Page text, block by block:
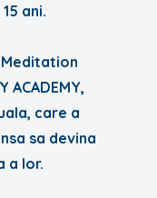
ani.
ACADEMY,
care a
sa devina
a lor.